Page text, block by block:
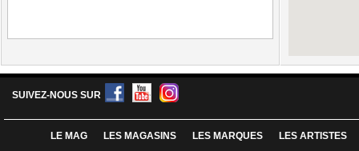
SUIVEZ-NOUS SUR
LE MAG LES MAGASINS LES MARQUES LES ARTISTES